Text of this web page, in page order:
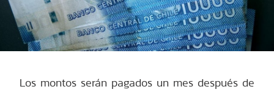
Los montos serán pagados un mes después de